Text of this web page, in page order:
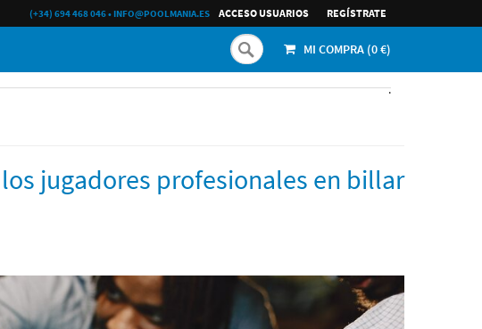
ACCESO USUARIOS REGÍ­STRATE
(+34) 694 468 046•INFO@POOLMANIA.ES
MI COMPRA (0€)
.
jugadores profesionales en billar